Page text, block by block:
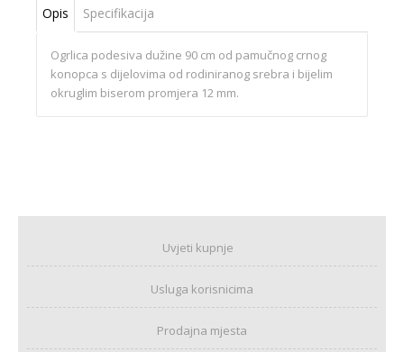
Opis Specifikacija
Ogrlica podesiva dužine 90 cm od pamučnog crnog
konopca s dijelovima od rodiniranog srebra i bijelim
okruglim biserom promjera 12 mm.
Uvjeti kupnje
Usluga korisnicima
Prodajna mjesta